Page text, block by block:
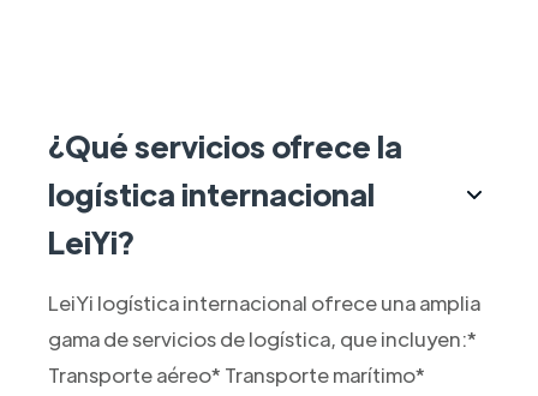
¿Qué servicios ofrece la
logística internacional
LeiYi?
LeiYi logística internacional ofrece una amplia
gama de servicios de logística, que incluyen:*
Transporte aéreo* Transporte marítimo*